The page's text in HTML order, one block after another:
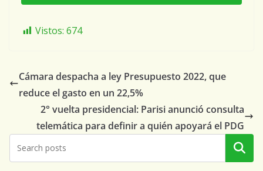
Vistos: 674
Cámara despacha a ley Presupuesto 2022, que
reduce el gasto en un 22,5%
2° vuelta presidencial: Parisi anunció consulta
telemática para definir a quién apoyará el PDG
Buscar